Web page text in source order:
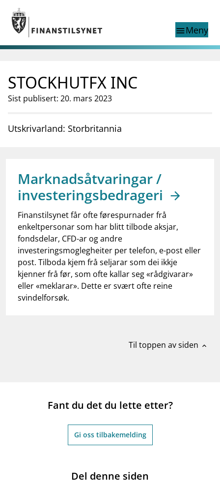
Gå til hovedinnhold
Gå til søkesiden
menuMeny
nettstedet
English
English
Tilsyn
Finanstilsynets registre
businessOm Finanstilsynet
work_outlineJobb hos oss
dashboardInformasjon for investorer
notifications_noneAbonner på nyhetsvarsel
STOCKHUTFX INC
Sist publisert: 20. mars 2023
Utskrivarland: Storbritannia
Marknadsåtvaringar /
investeringsbedrageri
Finanstilsynet får ofte førespurnader frå
enkeltpersonar som har blitt tilbode aksjar,
fondsdelar, CFD-ar og andre
investeringsmoglegheiter per telefon, e-post eller
post. Tilboda kjem frå seljarar som dei ikkje
kjenner frå før, som ofte kallar seg «rådgivarar»
eller «meklarar». Dette er svært ofte reine
svindelforsøk.
Til toppen av siden expand_less
Fant du det du lette etter?
Gi oss tilbakemelding
Del denne siden